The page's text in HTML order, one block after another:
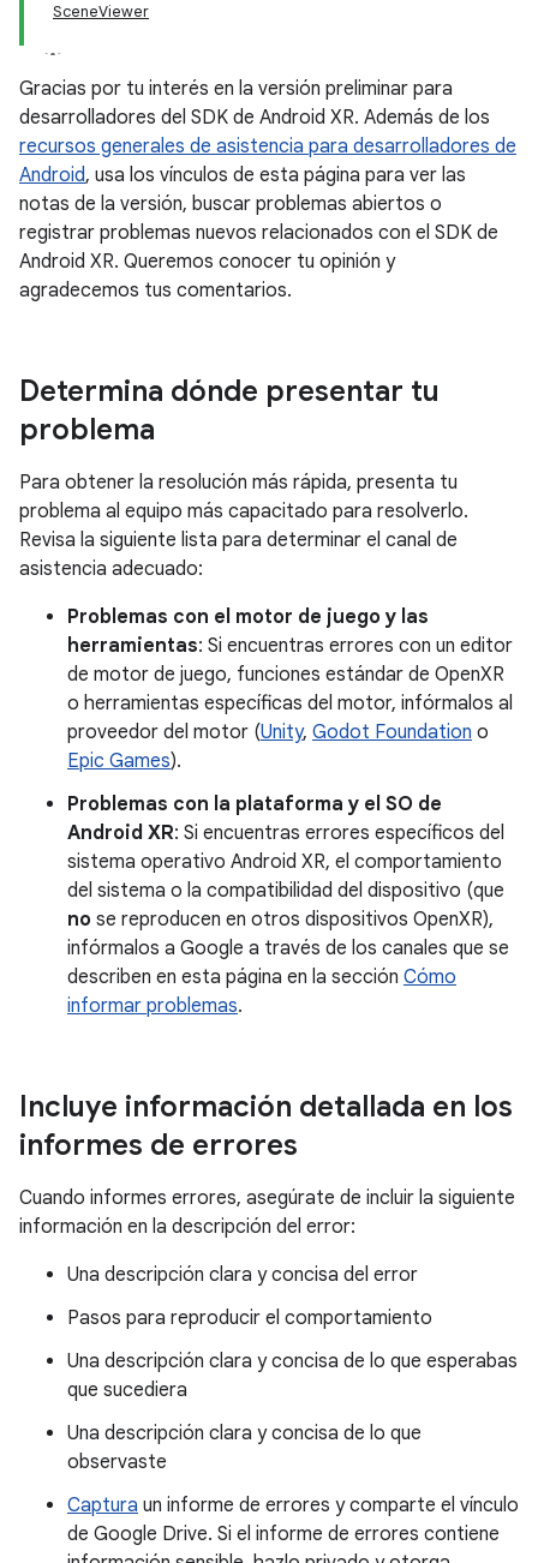
SceneViewer
Gracias por tu interés en la versión preliminar para
desarrolladores del SDK de Android XR. Además de los
recursos generales de asistencia para desarrolladores de
Android, usa los vínculos de esta página para ver las
notas de la versión, buscar problemas abiertos o
registrar problemas nuevos relacionados con el SDK de
Android XR. Queremos conocer tu opinión y
agradecemos tus comentarios.
Determina dónde presentar tu
problema
Para obtener la resolución más rápida, presenta tu
problema al equipo más capacitado para resolverlo.
Revisa la siguiente lista para determinar el canal de
asistencia adecuado:
Problemas con el motor de juego y las
herramientas: Si encuentras errores con un editor
de motor de juego, funciones estándar de OpenXR
o herramientas específicas del motor, infórmalos al
proveedor del motor (Unity, Godot Foundation o
Epic Games).
Problemas con la plataforma y el SO de
Android XR: Si encuentras errores específicos del
sistema operativo Android XR, el comportamiento
del sistema o la compatibilidad del dispositivo (que
no se reproducen en otros dispositivos OpenXR),
infórmalos a Google a través de los canales que se
describen en esta página en la sección Cómo
informar problemas.
Incluye información detallada en los
informes de errores
Cuando informes errores, asegúrate de incluir la siguiente
información en la descripción del error:
Una descripción clara y concisa del error
Pasos para reproducir el comportamiento
Una descripción clara y concisa de lo que esperabas
que sucediera
Una descripción clara y concisa de lo que
observaste
Captura un informe de errores y comparte el vínculo
de Google Drive. Si el informe de errores contiene